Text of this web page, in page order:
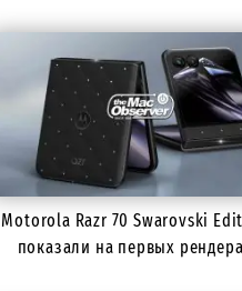
Motorola Razr 70 Swarovski
показали на первых